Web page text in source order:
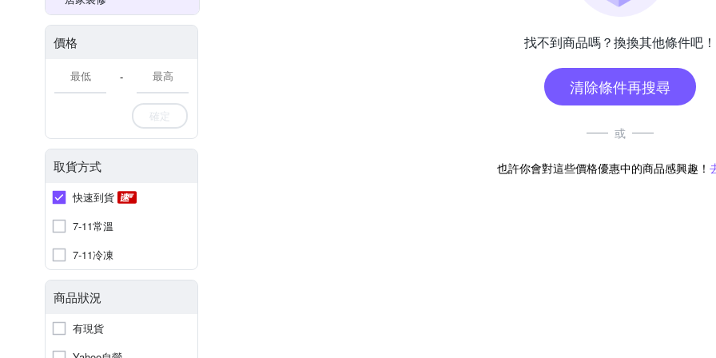
價格
-
確定
取貨方式
快速到貨
7-11常溫
7-11冷凍
商品狀況
有現貨
找不到商品嗎？換換其他條件吧！
清除條件再搜尋
或
也許你會對這些價格優惠中的商品感興趣！